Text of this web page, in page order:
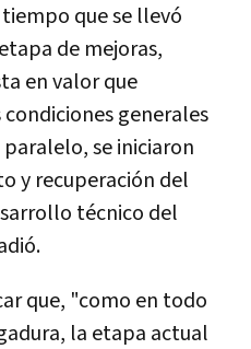
que se llevó
de mejoras,
en valor que
generales
se iniciaron
y recuperación del
técnico del
que, "como en todo
la etapa actual